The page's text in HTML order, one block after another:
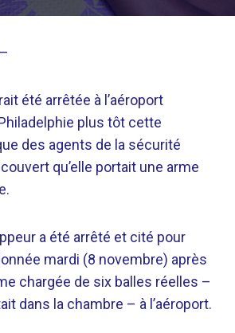
été arrêtée à l’aéroport
plus tôt cette
des agents de la sécurité
qu’elle portait une arme
a été arrêté et cité pour
mardi (8 novembre) après
chargée de six balles réelles –
dans la chambre – à l’aéroport.